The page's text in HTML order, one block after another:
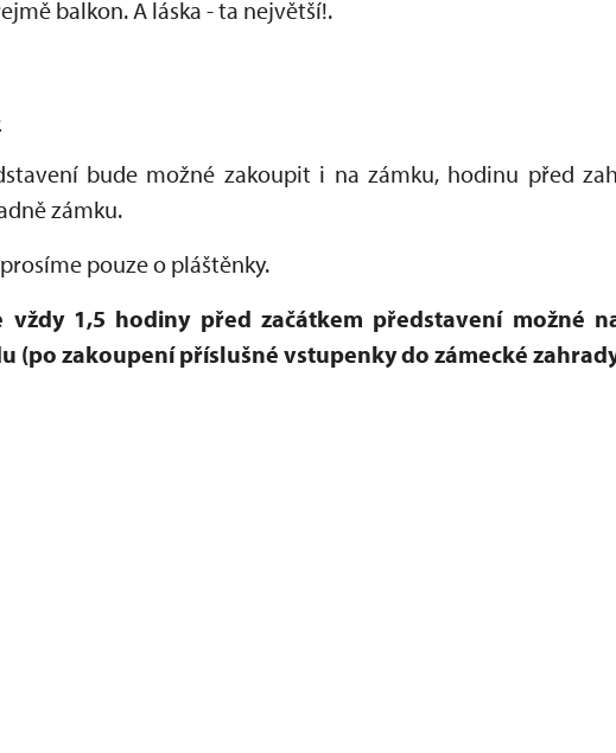
balkon. A láska - ta největší!.
bude možné zakoupit i na zámku, hodinu před
zámku.
pouze o pláštěnky.
vždy 1,5 hodiny před začátkem představení možné
(po zakoupení příslušné vstupenky do zámecké